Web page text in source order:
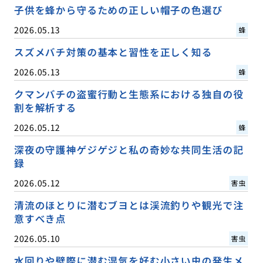
子供を蜂から守るための正しい帽子の色選び
2026.05.13 蜂
スズメバチ対策の基本と習性を正しく知る
2026.05.13 蜂
クマンバチの盗蜜行動と生態系における独自の役
割を解析する
2026.05.12 蜂
深夜の守護神ゲジゲジと私の奇妙な共同生活の記
録
2026.05.12 害虫
清流のほとりに潜むブヨとは渓流釣りや観光で注
意すべき点
2026.05.10 害虫